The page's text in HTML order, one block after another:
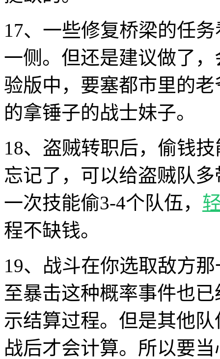
17、一些修复桥梁的任
一侧。但还是建议做了
验版中，要塞都市里的
的拿锤子的战士妹子。
18、盗贼转职后，偷钱
忘记了，可以给盗贼队
一次技能偷3-4个队伍，
程不缺钱。
19、战斗在你选取敌方
至暴击这种概率事件也
示结算过程。但是其他
战后才会计算。所以要